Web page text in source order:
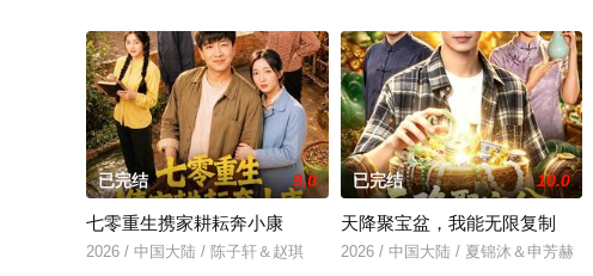
已完结 9.0
七零重生携家耕耘奔小康
2026 / 中国大陆 / 陈子轩＆赵琪
已完结 10.0
天降聚宝盆，我能无限复制
2026 / 中国大陆 / 夏锦沐＆申芳赫